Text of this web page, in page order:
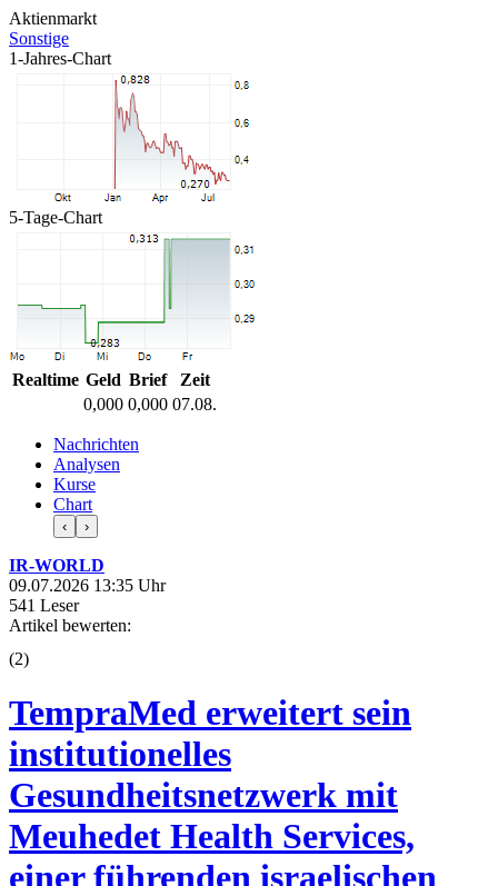
Aktienmarkt
Sonstige
1-Jahres-Chart
5-Tage-Chart
Realtime Geld Brief
Zeit
0,000 0,000 07.08.
Nachrichten
Analysen
Kurse
Chart
‹ ›
IR-WORLD
09.07.2026 13:35 Uhr
541 Leser
Artikel bewerten:
(2)
TempraMed erweitert sein
institutionelles
Gesundheitsnetzwerk mit
Meuhedet Health Services,
einer führenden israelischen